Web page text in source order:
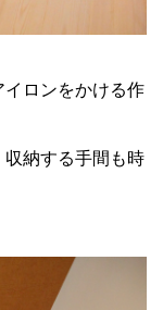
ロンをかける作
納する手間も時